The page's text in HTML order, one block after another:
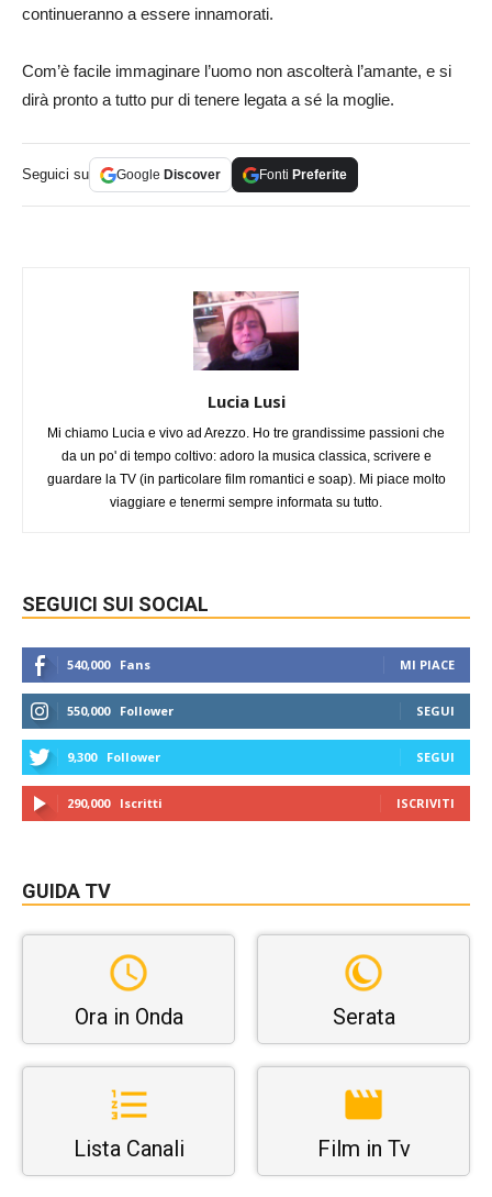
continueranno a essere innamorati.
Com’è facile immaginare l’uomo non ascolterà l’amante, e si
dirà pronto a tutto pur di tenere legata a sé la moglie.
Seguici su Google Discover Fonti Preferite
Lucia Lusi
Mi chiamo Lucia e vivo ad Arezzo. Ho tre grandissime passioni che
da un po' di tempo coltivo: adoro la musica classica, scrivere e
guardare la TV (in particolare film romantici e soap). Mi piace molto
viaggiare e tenermi sempre informata su tutto.
SEGUICI SUI SOCIAL
540,000 Fans MI PIACE
550,000 Follower SEGUI
9,300 Follower SEGUI
290,000 Iscritti ISCRIVITI
GUIDA TV
Ora in Onda Serata
Lista Canali Film in Tv